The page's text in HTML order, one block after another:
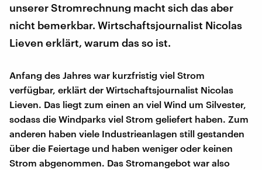
unserer Stromrechnung macht sich das aber
nicht bemerkbar. Wirtschaftsjournalist Nicolas
Lieven erklärt, warum das so ist.
Anfang des Jahres war kurzfristig viel Strom
verfügbar, erklärt der Wirtschaftsjournalist Nicolas
Lieven. Das liegt zum einen an viel Wind um Silvester,
sodass die Windparks viel Strom geliefert haben. Zum
anderen haben viele Industrieanlagen still gestanden
über die Feiertage und haben weniger oder keinen
Strom abgenommen. Das Stromangebot war also